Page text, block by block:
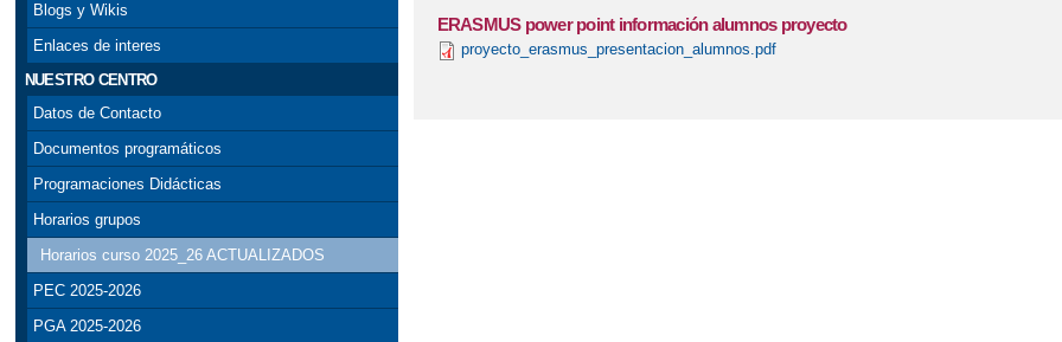
Blogs y Wikis
Enlaces de interes
NUESTRO CENTRO
Datos de Contacto
Documentos programáticos
Programaciones Didácticas
Horarios grupos
Horarios curso 2025_26 ACTUALIZADOS
PEC 2025-2026
PGA 2025-2026
ERASMUS power point información alumnos proyecto
proyecto_erasmus_presentacion_alumnos.pdf